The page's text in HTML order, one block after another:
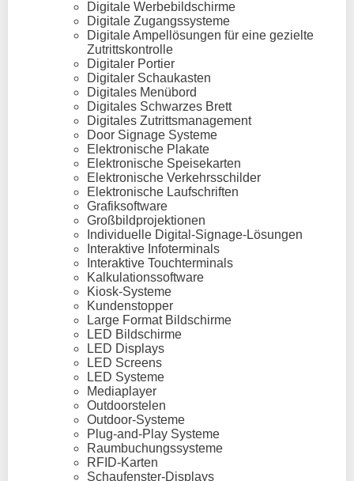
Digitale Werbebildschirme
Digitale Zugangssysteme
Digitale Ampellösungen für eine gezielte
Zutrittskontrolle
Digitaler Portier
Digitaler Schaukasten
Digitales Menübord
Digitales Schwarzes Brett
Digitales Zutrittsmanagement
Door Signage Systeme
Elektronische Plakate
Elektronische Speisekarten
Elektronische Verkehrsschilder
Elektronische Laufschriften
Grafiksoftware
Großbildprojektionen
Individuelle Digital-Signage-Lösungen
Interaktive Infoterminals
Interaktive Touchterminals
Kalkulationssoftware
Kiosk-Systeme
Kundenstopper
Large Format Bildschirme
LED Bildschirme
LED Displays
LED Screens
LED Systeme
Mediaplayer
Outdoorstelen
Outdoor-Systeme
Plug-and-Play Systeme
Raumbuchungssysteme
RFID-Karten
Schaufenster-Displays